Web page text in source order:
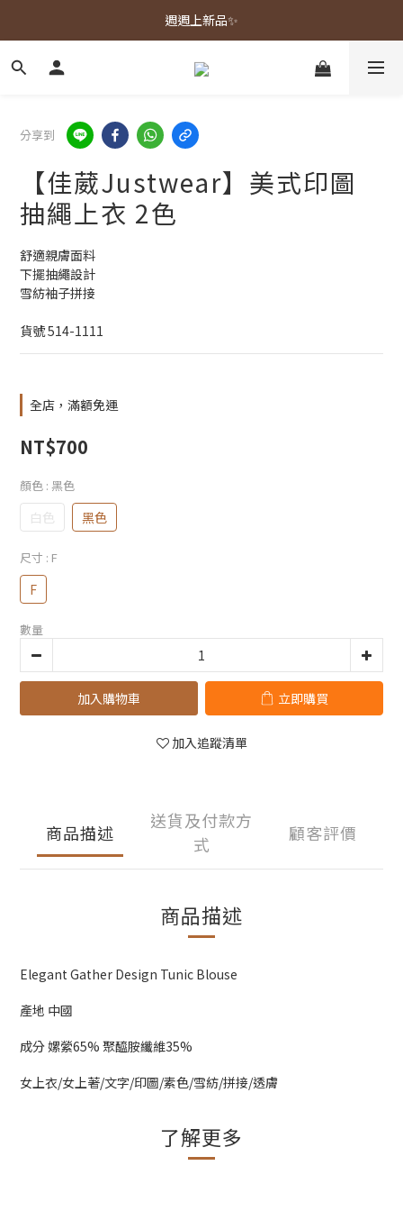
春夏新品上市🌿
週週上新品✨
春夏新品上市🌿
分享到
【佳葳Justwear】美式印圖
抽繩上衣 2色
舒適親膚面料
下擺抽繩設計
雪紡袖子拼接
貨號 514-1111
全店，滿額免運
NT$700
顏色 : 黑色
白色 黑色
尺寸 : F
F
數量
加入購物車 立即購買
加入追蹤清單
商品描述
送貨及付款方
式
顧客評價
商品描述
Elegant Gather Design Tunic Blouse
產地 中國
成分 嫘縈65% 聚醯胺纖維35%
女上衣/女上著/文字/印圖/素色/雪紡/拼接/透膚
了解更多